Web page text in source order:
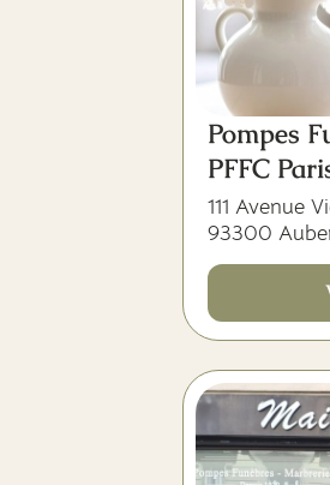
Pompes
PFFC
111 Avenue
93300